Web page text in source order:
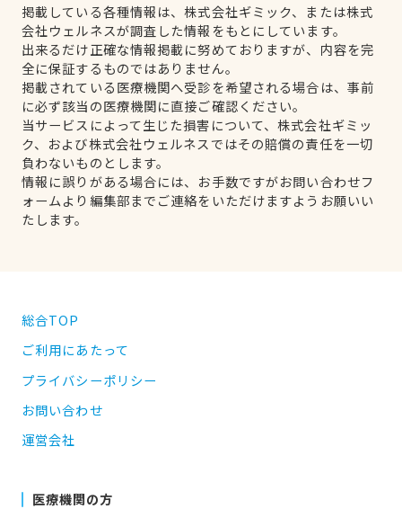
掲載している各種情報は、株式会社ギミック、または株式
会社ウェルネスが調査した情報をもとにしています。
出来るだけ正確な情報掲載に努めておりますが、内容を完
全に保証するものではありません。
掲載されている医療機関へ受診を希望される場合は、事前
に必ず該当の医療機関に直接ご確認ください。
当サービスによって生じた損害について、株式会社ギミッ
ク、および株式会社ウェルネスではその賠償の責任を一切
負わないものとします。
情報に誤りがある場合には、お手数ですがお問い合わせフ
ォームより編集部までご連絡をいただけますようお願いい
たします。
総合TOP
ご利用にあたって
プライバシーポリシー
お問い合わせ
運営会社
医療機関の方